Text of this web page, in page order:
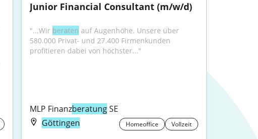
Junior Financial Consultant (m/w/d)
"...Wir beraten auf Augenhöhe. Unsere über
580.000 Privat- und 27.400 Firmenkunden
profitieren dabei von höchster..."
MLP Finanzberatung SE
Göttingen
Homeoffice Vollzeit